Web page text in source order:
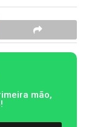
mão,